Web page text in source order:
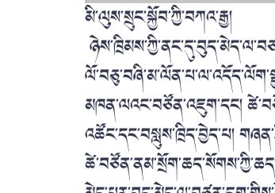
མི་ལུས་སྲུང་སྐྱོབ་ཀྱི་བཀའ་རྒྱ།
མཁན་ལའང་བཙོན་འཇུག་དང།
འཚོང་དང་བསླུས་ཁྲིད་བྱེད་པ།